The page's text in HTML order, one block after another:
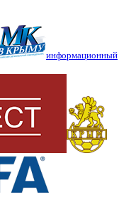
информационный